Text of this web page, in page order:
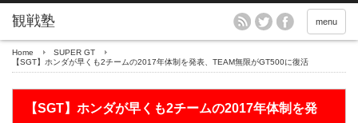
menu
Home
SUPER GT
【SGT】ホンダが早くも2チームの2017年体制を発表、TEAM無限がGT500に復活
【SGT】ホンダが早くも2チームの2017年体制を発